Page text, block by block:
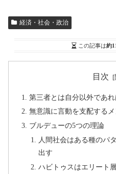
経済・社会・政治
この記事は約
目次
第三者とは自分以外であ
無意識に言動を支配する
ブルデューの5つの理論
人間社会はある種のパ
出す
ハビトゥスはエリート